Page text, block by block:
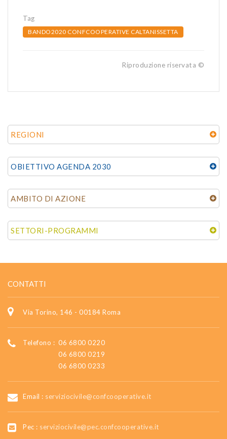
Tag
BANDO2020 CONFCOOPERATIVE CALTANISSETTA
Riproduzione riservata ©
REGIONI
OBIETTIVO AGENDA 2030
AMBITO DI AZIONE
SETTORI-PROGRAMMI
CONTATTI
Via Torino, 146 - 00184 Roma
Telefono : 06 6800 0220
06 6800 0219
06 6800 0233
Email : serviziocivile@confcooperative.it
Pec : serviziocivile@pec.confcooperative.it